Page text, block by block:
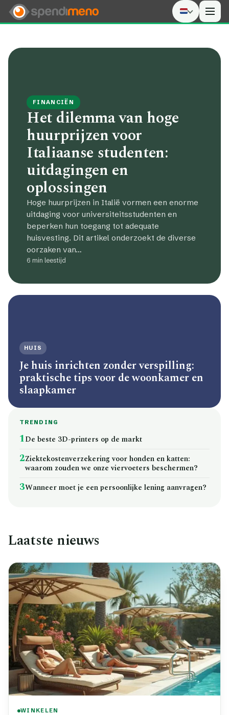
FINANCIËN
Het dilemma van hoge
huurprijzen voor
Italiaanse studenten:
uitdagingen en
oplossingen
Hoge huurprijzen in Italië vormen een enorme
uitdaging voor universiteitsstudenten en
beperken hun toegang tot adequate
huisvesting. Dit artikel onderzoekt de diverse
oorzaken van…
6 min leestijd
HUIS
Je huis inrichten zonder verspilling:
praktische tips voor de woonkamer en
slaapkamer
TRENDING
1De beste 3D-printers op de markt
2Ziektekostenverzekering voor honden en katten:
waarom zouden we onze viervoeters beschermen?
3Wanneer moet je een persoonlijke lening aanvragen?
Laatste nieuws
WINKELEN